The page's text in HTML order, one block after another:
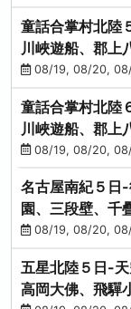
童話合掌村北陸
川峽遊船、郡上
松葉蟹、金箔冰
08/19, 08/20,
童話合掌村北陸
川峽遊船、郡上
松葉蟹、金箔冰
08/19, 08/20,
名古屋南紀５日
園、三段壁、千
勢龍蝦溫泉
08/19, 08/20,
五星北陸５日-
高岡大佛、飛驒